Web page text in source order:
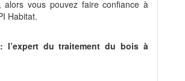
alors vous pouvez faire confiance à
Habitat.
l’expert du traitement du bois à